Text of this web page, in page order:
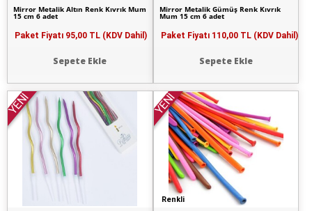
Mirror Metalik Altın Renk Kıvrık Mum
15 cm 6 adet
Paket Fiyatı 95,00 TL (KDV Dahil)
Sepete Ekle
Mirror Metalik Gümüş Renk Kıvrık
Mum 15 cm 6 adet
Paket Fiyatı 110,00 TL (KDV Dahil)
Sepete Ekle
YENİ
Renkli
YENİ